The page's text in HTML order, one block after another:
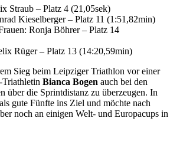
Straub – Platz 4 (21,05sek)
Kieselberger – Platz 11 (1:51,82min)
Ronja Böhrer – Platz 14
Rüger – Platz 13 (14:20,59min)
Sieg beim Leipziger Triathlon vor einer
TriathletinBianca Bogen auch bei den
über die Sprintdistanz zu überzeugen. In
gute Fünfte ins Ziel und möchte nach
noch an einigen Welt- und Europacups in